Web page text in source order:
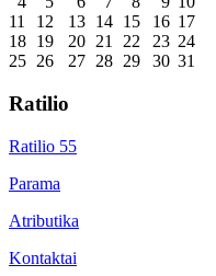
11
12 13 14 15 16 17
18 19 20 21 22 23 24
25 26 27 28 29 30 31
Ratilio
Ratilio 55
Parama
Atributika
Kontaktai